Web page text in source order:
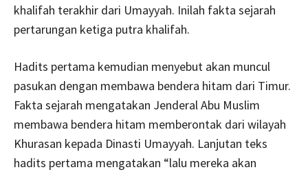
khalifah terakhir dari Umayyah. Inilah fakta sejarah
pertarungan ketiga putra khalifah.
Hadits pertama kemudian menyebut akan muncul
pasukan dengan membawa bendera hitam dari Timur.
Fakta sejarah mengatakan Jenderal Abu Muslim
membawa bendera hitam memberontak dari wilayah
Khurasan kepada Dinasti Umayyah. Lanjutan teks
hadits pertama mengatakan “lalu mereka akan